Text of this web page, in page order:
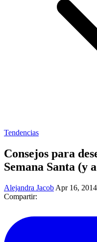
Tendencias
Consejos para
Semana Santa (y
Alejandra Jacob Apr 16, 2014
Compartir: